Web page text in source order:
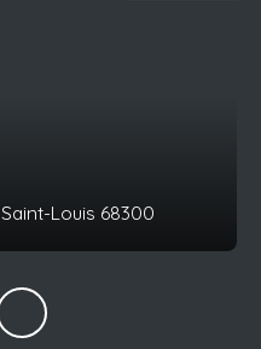
Saint-Louis 68300